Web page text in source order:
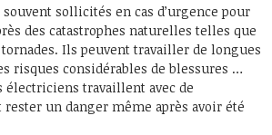
sollicités en cas d’urgence pour
des catastrophes naturelles telles que
Ils peuvent travailler de longues
risques considérables de blessures …
électriciens travaillent avec de
un danger même après avoir été